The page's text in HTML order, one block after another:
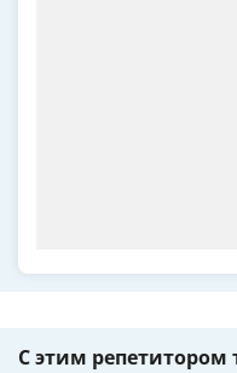
С этим репетитором